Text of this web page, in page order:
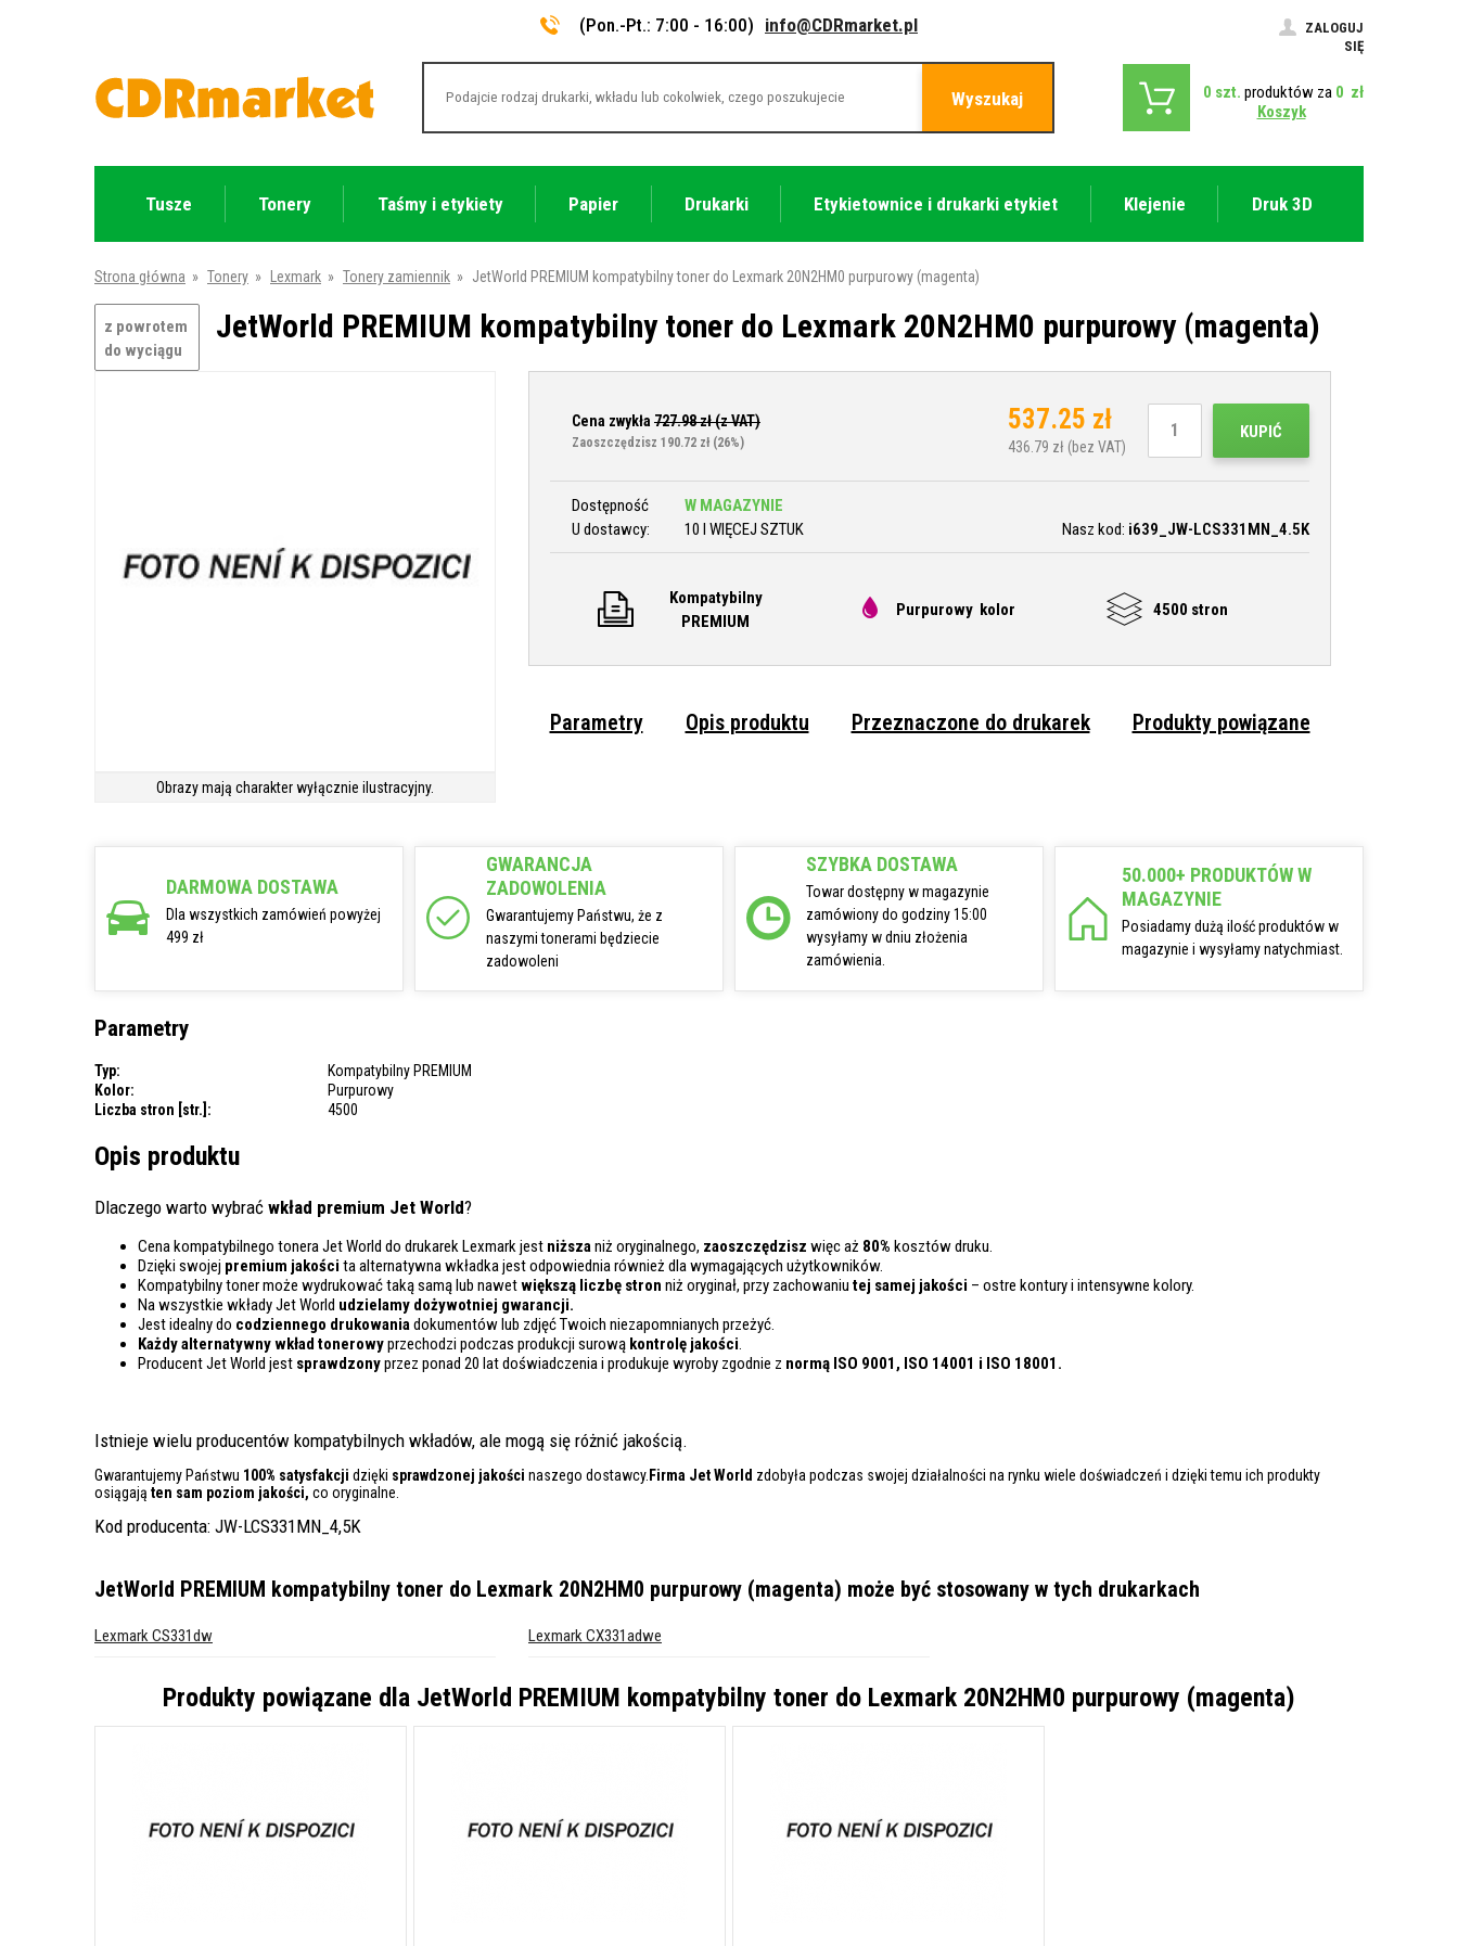
(Pon.-Pt.: 7:00 - 16:00) info@CDRmarket.pl
ZALOGUJ
SIĘ
Wyszukaj 0 szt. produktów za 0 zł
Koszyk
Tusze Tonery Taśmy i etykiety Papier Drukarki Etykietownice i drukarki etykiet Klejenie Druk 3D
Strona główna » Tonery » Lexmark » Tonery zamiennik » JetWorld PREMIUM kompatybilny toner do Lexmark 20N2HM0 purpurowy (magenta)
z powrotem
do wyciągu
JetWorld PREMIUM kompatybilny toner do Lexmark 20N2HM0 purpurowy (magenta)
Obrazy mają charakter wyłącznie ilustracyjny.
Cena zwykła 727.98zł (z VAT)
Zaoszczędzisz 190.72 zł (26%)
537.25 zł
436.79 zł (bez VAT)
KUPIĆ
Dostępność
W MAGAZYNIE
U dostawcy:
10 I WIĘCEJ SZTUK Nasz kod: i639_JW-LCS331MN_4.5K
Kompatybilny
PREMIUM
Purpurowy kolor 4500 stron
Parametry Opis produktu Przeznaczone do drukarek Produkty powiązane
DARMOWA DOSTAWA
Dla wszystkich zamówień powyżej
499 zł
GWARANCJA
ZADOWOLENIA
Gwarantujemy Państwu, że z
naszymi tonerami będziecie
zadowoleni
SZYBKA DOSTAWA
Towar dostępny w magazynie
zamówiony do godziny 15:00
wysyłamy w dniu złożenia
zamówienia.
50.000+ PRODUKTÓW W
MAGAZYNIE
Posiadamy dużą ilość produktów w
magazynie i wysyłamy natychmiast.
Parametry
Typ:
Kompatybilny PREMIUM
Kolor:
Purpurowy
Liczba stron [str.]:
4500
Opis produktu
Dlaczego warto wybrać wkład premium Jet World?
Cena kompatybilnego tonera Jet World do drukarek Lexmark jest niższaniż oryginalnego, zaoszczędzisz więc aż 80% kosztów druku.
Dzięki swojej premium jakości ta alternatywna wkładka jest odpowiednia również dla wymagających użytkowników.
Kompatybilny toner może wydrukować taką samą lub nawetwiększą liczbę stron niż oryginał, przy zachowaniu tej samej jakości – ostre kontury i intensywne kolory.
Na wszystkie wkłady Jet World udzielamy dożywotniej gwarancji.
Jest idealny do codziennego drukowaniadokumentów lub zdjęć Twoich niezapomnianych przeżyć.
Każdy alternatywny wkład tonerowyprzechodzi podczas produkcji surową kontrolę jakości.
Producent Jet World jest sprawdzonyprzez ponad 20 lat doświadczenia i produkuje wyroby zgodnie z normą ISO 9001, ISO 14001 i ISO 18001.
Istnieje wielu producentów kompatybilnych wkładów, ale mogą się różnić jakością.
Gwarantujemy Państwu 100% satysfakcji dzięki sprawdzonej jakości naszego dostawcy. Firma Jet World zdobyła podczas swojej działalności na rynku wiele doświadczeń i dzięki temu ich produkty
osiągają ten sam poziom jakości, co oryginalne.
Kod producenta: JW-LCS331MN_4,5K
JetWorld PREMIUM kompatybilny toner do Lexmark 20N2HM0 purpurowy (magenta) może być stosowany w tych drukarkach
Lexmark CS331dw Lexmark CX331adwe
Produkty powiązane dla JetWorld PREMIUM kompatybilny toner do Lexmark 20N2HM0 purpurowy (magenta)